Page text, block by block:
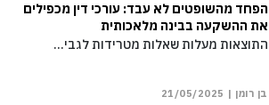
הפחד מהשופטים לא עבד: עורכי דין מכפילים
את ההשקעה בבינה מלאכותית
התוצאות מעלות שאלות מטרידות לגבי…
בן רומן | 21/05/2025